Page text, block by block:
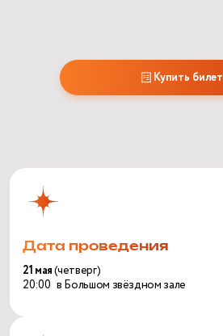
Купить билет
Дата проведения
21 мая(четверг)
20:00 в Большом звёздном зале